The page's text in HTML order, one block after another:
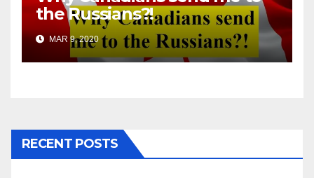
the Russians?!
MAR 9, 2020
RECENT POSTS